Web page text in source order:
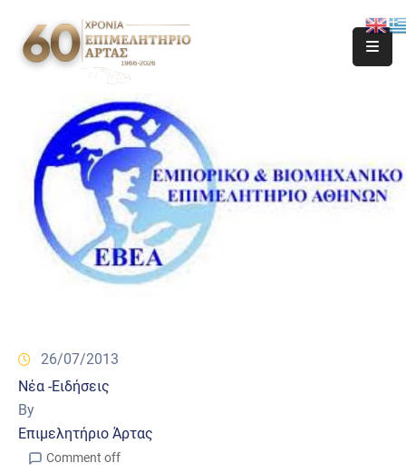
26/07/2013
Νέα -Ειδήσεις
By
Επιμελητήριο Άρτας
Comment off